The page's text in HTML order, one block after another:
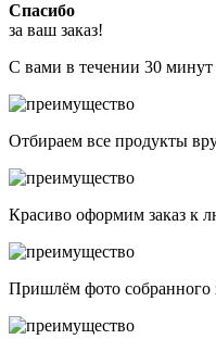
Спасибо
за ваш заказ!
С вами в течении 30
Отбираем все продукты
Красиво оформим заказ к
Пришлём фото собранного